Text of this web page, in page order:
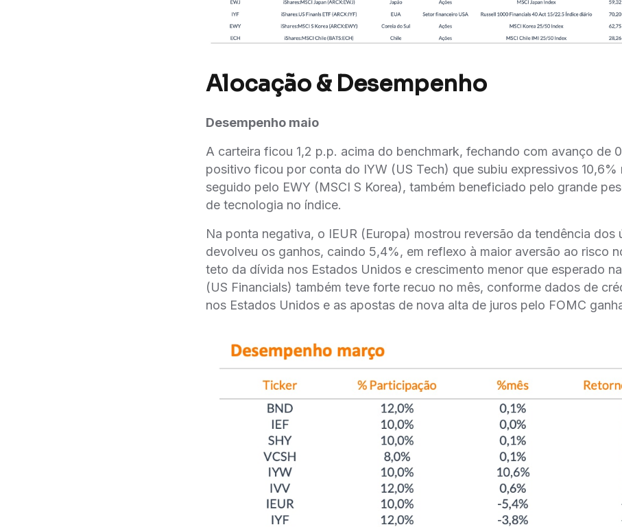
Alocação & Desempenho
Desempenho maio
A carteira ficou 1,2 p.p. acima do benchmark, fechando com avanço de
positivo ficou por conta do IYW (US Tech) que subiu expressivos 10,6%
seguido pelo EWY (MSCI S Korea), também beneficiado pelo grande
de tecnologia no índice.
Na ponta negativa, o IEUR (Europa) mostrou reversão da tendência dos
devolveu os ganhos, caindo 5,4%, em reflexo à maior aversão ao risco
teto da dívida nos Estados Unidos e crescimento menor que esperado
(US Financials) também teve forte recuo no mês, conforme dados de
nos Estados Unidos e as apostas de nova alta de juros pelo FOMC